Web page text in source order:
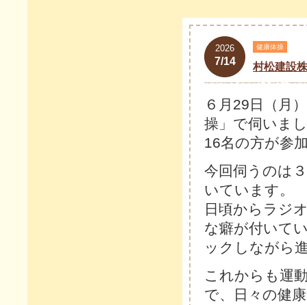
2026
7/14
健康体操
村松建設
６月29日（月
操」で伺いま
16名の方が参
今回伺うのは
いています。
日頃からラジ
な癖が付いて
ックしながら
これからも運
で、日々の健